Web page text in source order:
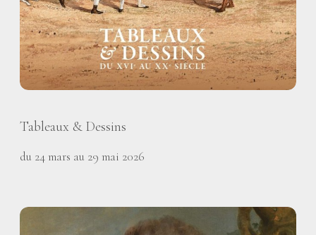
Tableaux & Dessins
du 24 mars au 29 mai 2026